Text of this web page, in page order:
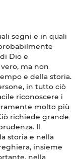
segni e in quali
Dio e
ma non
e della storia.
in tutto ciò
riconoscere i
molto più
richiede grande
Il
storia e nella
insieme
nella